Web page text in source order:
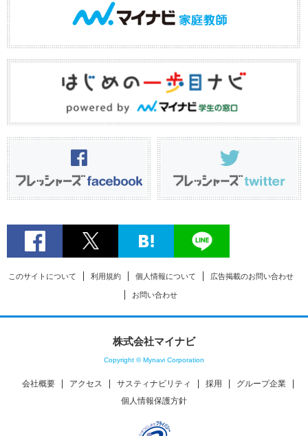
このサイトについて 利用規約 個人情報について 広告掲載のお問い合わせ
お問い合わせ
株式会社マイナビ
Copyright © Mynavi Corporation
会社概要 アクセス サスティナビリティ 採用
グループ企業
個人情報保護方針